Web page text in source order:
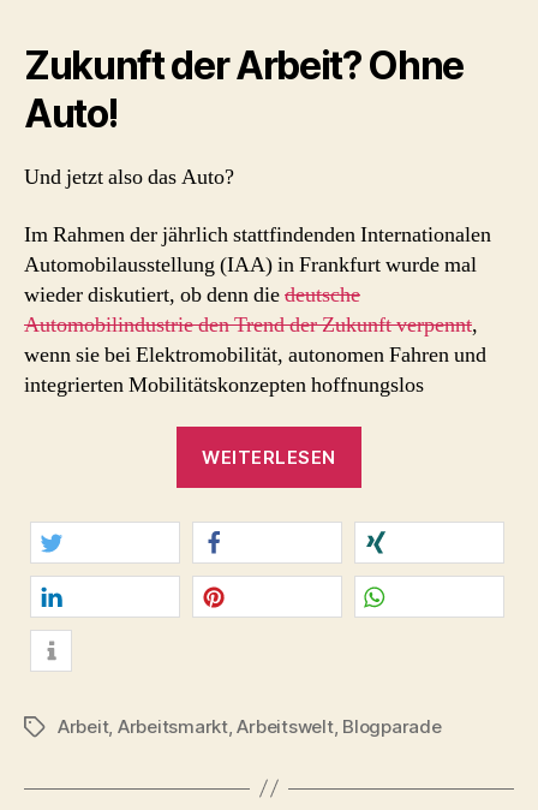
Zukunft der Arbeit? Ohne
Auto!
Und jetzt also das Auto?
Im Rahmen der jährlich stattfindenden Internationalen
Automobilausstellung (IAA) in Frankfurt wurde mal
wieder diskutiert, ob denn diedeutsche
Automobilindustrie den Trend der Zukunft verpennt,
wenn sie bei Elektromobilität, autonomen Fahren und
integrierten Mobilitätskonzepten hoffnungslos
WEITERLESEN
Autobranche?
In
Zukunft
twittern teilen teilen
mitteilen
Schlagwörter
Arbeit, Arbeitsmarkt,Arbeitswelt, Blogparade